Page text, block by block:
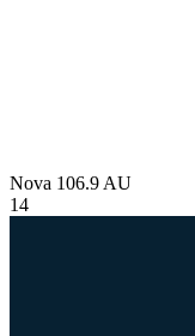
Nova 106.9 AU
14